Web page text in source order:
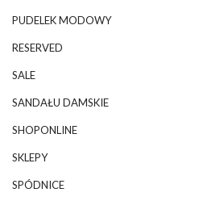
PUDELEK MODOWY
RESERVED
SALE
SANDAŁU DAMSKIE
SHOPONLINE
SKLEPY
SPÓDNICE